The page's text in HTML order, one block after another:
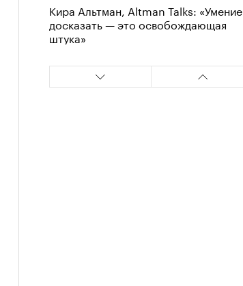
Кира Альтман, Altman Talks: «Умение
досказать — это освобождающая
штука»